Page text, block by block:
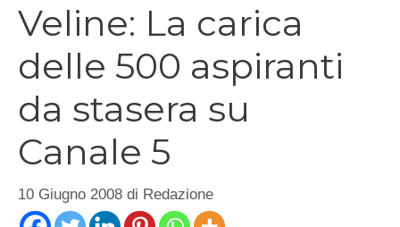
Veline: La carica
delle 500 aspiranti
da stasera su
Canale 5
10 Giugno 2008 di Redazione